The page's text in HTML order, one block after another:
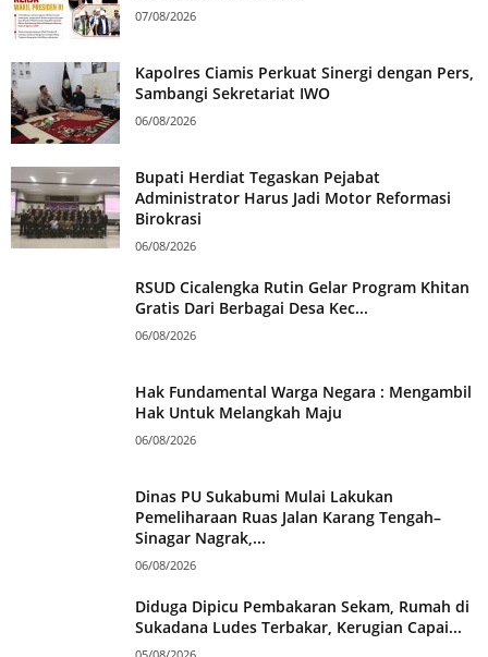
07/08/2026
Kapolres Ciamis Perkuat Sinergi dengan Pers,
Sambangi Sekretariat IWO
06/08/2026
Bupati Herdiat Tegaskan Pejabat
Administrator Harus Jadi Motor Reformasi
Birokrasi
06/08/2026
RSUD Cicalengka Rutin Gelar Program Khitan
Gratis Dari Berbagai Desa Kec...
06/08/2026
Hak Fundamental Warga Negara : Mengambil
Hak Untuk Melangkah Maju
06/08/2026
Dinas PU Sukabumi Mulai Lakukan
Pemeliharaan Ruas Jalan Karang Tengah–
Sinagar Nagrak,...
06/08/2026
Diduga Dipicu Pembakaran Sekam, Rumah di
Sukadana Ludes Terbakar, Kerugian Capai...